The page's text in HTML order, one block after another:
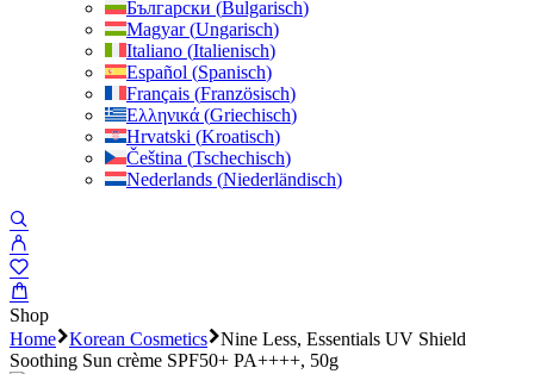
Български (Bulgarisch)
Magyar(Ungarisch)
Italiano (Italienisch)
Español (Spanisch)
Français (Französisch)
Ελληνικά (Griechisch)
Hrvatski (Kroatisch)
Čeština (Tschechisch)
Nederlands (Niederländisch)
Shop
Home
Korean Cosmetics
Nine Less, Essentials UV Shield
Soothing Sun crème SPF50+ PA++++, 50g